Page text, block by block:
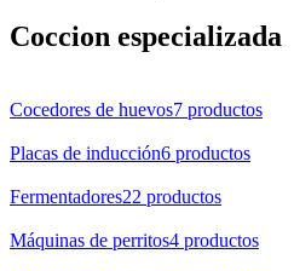
Coccion especializada
Cocedores de huevos7 productos
Placas de inducción6 productos
Fermentadores22 productos
Máquinas de perritos4 productos